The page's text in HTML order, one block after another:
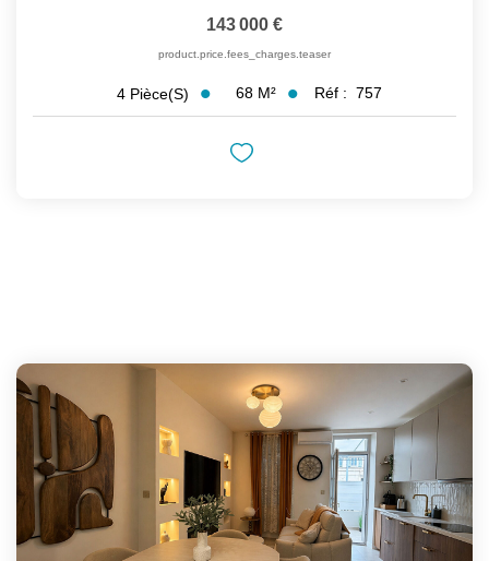
143 000 €
product.price.fees_charges.teaser
4 Pièce(s) 68 M² Réf : 757